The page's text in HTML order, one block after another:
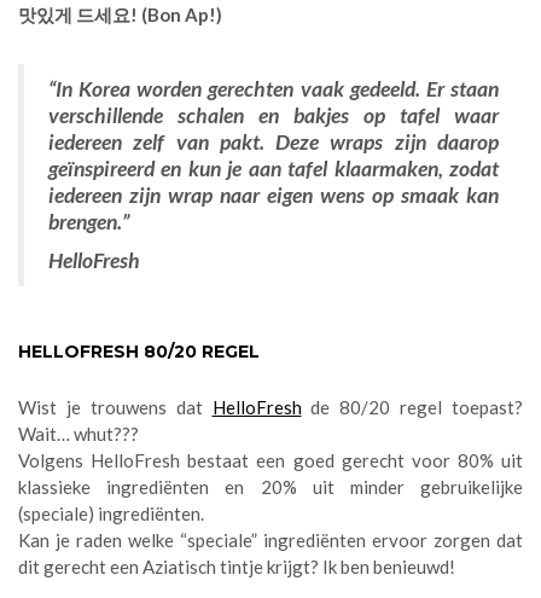
맛있게 드세요! (Bon Ap!)
“In Korea worden gerechten vaak gedeeld. Er staan
verschillende schalen en bakjes op tafel waar
iedereen zelf van pakt. Deze wraps zijn daarop
geïnspireerd en kun je aan tafel klaarmaken, zodat
iedereen zijn wrap naar eigen wens op smaak kan
brengen.”
HelloFresh
HELLOFRESH 80/20 REGEL
Wist je trouwens dat HelloFreshde 80/20 regel toepast?
Wait… whut???
Volgens HelloFresh bestaat een goed gerecht voor 80% uit
klassieke ingrediënten en 20% uit minder gebruikelijke
(speciale) ingrediënten.
Kan je raden welke “speciale” ingrediënten ervoor zorgen dat
dit gerecht een Aziatisch tintje krijgt? Ik ben benieuwd!